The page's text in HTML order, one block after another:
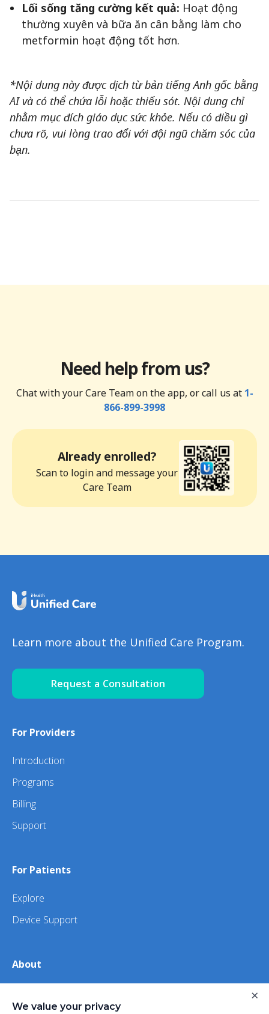
Lối sống tăng cường kết quả: Hoạt động
thường xuyên và bữa ăn cân bằng làm cho
metformin hoạt động tốt hơn.
*Nội dung này được dịch từ bản tiếng Anh gốc bằng
AI và có thể chứa lỗi hoặc thiếu sót. Nội dung chỉ
nhằm mục đích giáo dục sức khỏe. Nếu có điều gì
chưa rõ, vui lòng trao đổi với đội ngũ chăm sóc của
bạn.
Need help from us?
Chat with your Care Team on the app, or call us at 1-
866-899-3998
Already enrolled?
Scan to login and message your
Care Team
Learn more about the Unified Care Program.
Request a Consultation
For Providers
Introduction
Programs
Billing
Support
For Patients
Explore
Device Support
About
We value your privacy
×